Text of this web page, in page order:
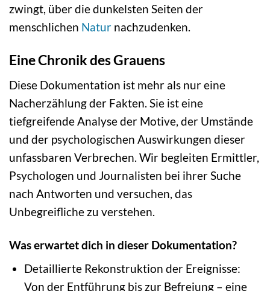
zwingt, über die dunkelsten Seiten der
menschlichen Natur nachzudenken.
Eine Chronik des Grauens
Diese Dokumentation ist mehr als nur eine
Nacherzählung der Fakten. Sie ist eine
tiefgreifende Analyse der Motive, der Umstände
und der psychologischen Auswirkungen dieser
unfassbaren Verbrechen. Wir begleiten Ermittler,
Psychologen und Journalisten bei ihrer Suche
nach Antworten und versuchen, das
Unbegreifliche zu verstehen.
Was erwartet dich in dieser Dokumentation?
Detaillierte Rekonstruktion der Ereignisse:
Von der Entführung bis zur Befreiung – eine